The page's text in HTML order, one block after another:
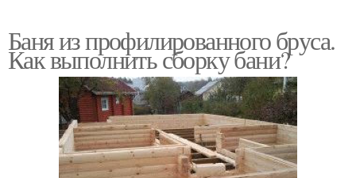
Баня из профилированного бруса.
Как выполнить сборку бани?